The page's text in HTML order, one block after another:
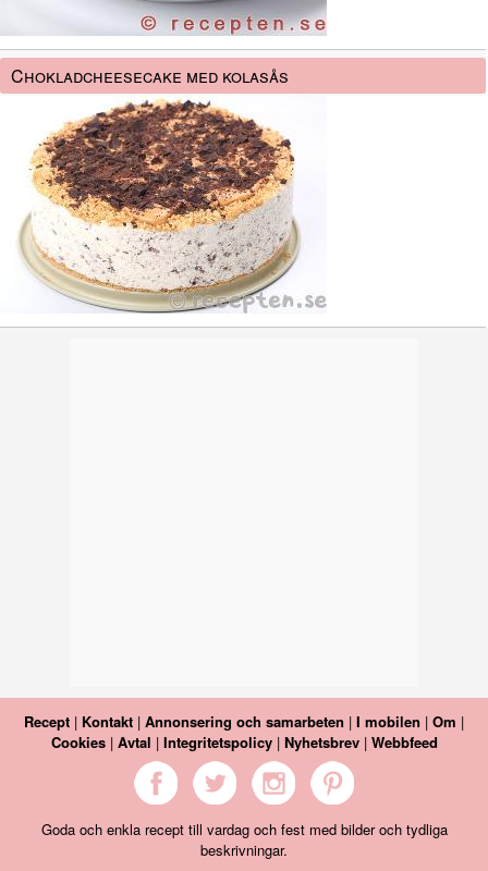
Chokladcheesecake med kolasås
Recept | Kontakt | Annonsering och samarbeten | I mobilen | Om |
Cookies| Avtal | Integritetspolicy| Nyhetsbrev| Webbfeed
Goda och enkla recept till vardag och fest med bilder och tydliga
beskrivningar.